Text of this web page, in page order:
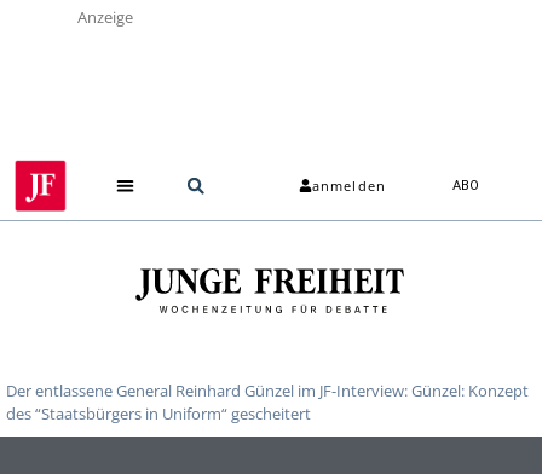
Anzeige
anmelden ABO
Der entlassene General Reinhard Günzel im JF-Interview: Günzel: Konzept
des “Staatsbürgers in Uniform“ gescheitert